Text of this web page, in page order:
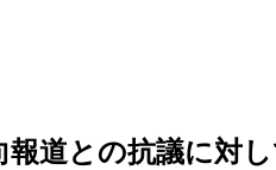
報道との抗議に対